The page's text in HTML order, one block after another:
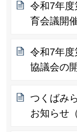
令和7年
育会議開
令和7年
協議会の
つくばみ
お知らせ